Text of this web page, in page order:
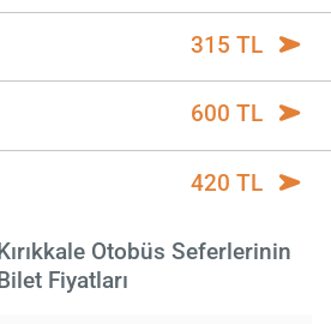
315 TL
600 TL
420 TL
Otobüs Seferlerinin
Fiyatları